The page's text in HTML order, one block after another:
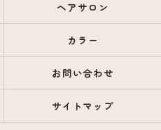
ヘアサロン
カラー
お問い合わせ
サイトマップ